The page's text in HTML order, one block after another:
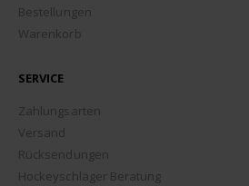
Bestellungen
Warenkorb
SERVICE
Zahlungsarten
Versand
Rücksendungen
Hockeyschläger Beratung